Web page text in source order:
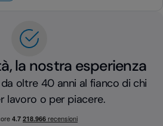
la nostra esperienza
oltre 40 anni al fianco di chi
lavoro o per piacere.